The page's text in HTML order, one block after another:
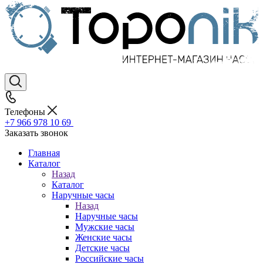
Телефоны
+7 966 978 10 69
Заказать звонок
Главная
Каталог
Назад
Каталог
Наручные часы
Назад
Наручные часы
Мужские часы
Женские часы
Детские часы
Российские часы